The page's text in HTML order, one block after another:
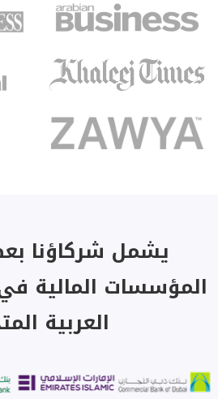
يشمل شركاؤنا
المؤسسات المالية
العربية